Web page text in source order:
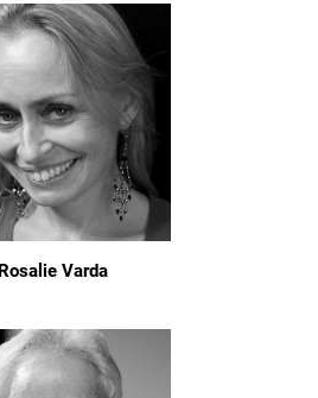
Rosalie Varda